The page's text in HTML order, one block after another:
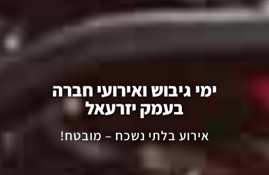
ימי גיבוש ואירועי חברה
בעמק יזרעאל
אירוע בלתי נשכח – מובטח!